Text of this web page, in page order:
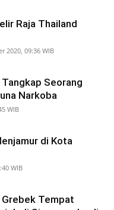
Raja Thailand
2020, 09:36 WIB
Seorang
Narkoba
WIB
di Kota
WIB
Grebek Tempat